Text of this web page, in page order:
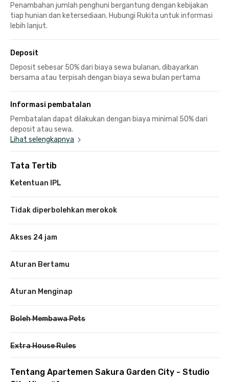
Penambahan jumlah penghuni bergantung dengan kebijakan
tiap hunian dan ketersediaan. Hubungi Rukita untuk informasi
lebih lanjut.
Deposit
Deposit sebesar 50% dari biaya sewa bulanan, dibayarkan
bersama atau terpisah dengan biaya sewa bulan pertama
Informasi pembatalan
Pembatalan dapat dilakukan dengan biaya minimal 50% dari
deposit atau sewa.
Lihat selengkapnya
Tata Tertib
Ketentuan IPL
Tidak diperbolehkan merokok
Akses 24 jam
Aturan Bertamu
Aturan Menginap
Boleh Membawa Pets
Extra House Rules
Tentang Apartemen Sakura Garden City - Studio